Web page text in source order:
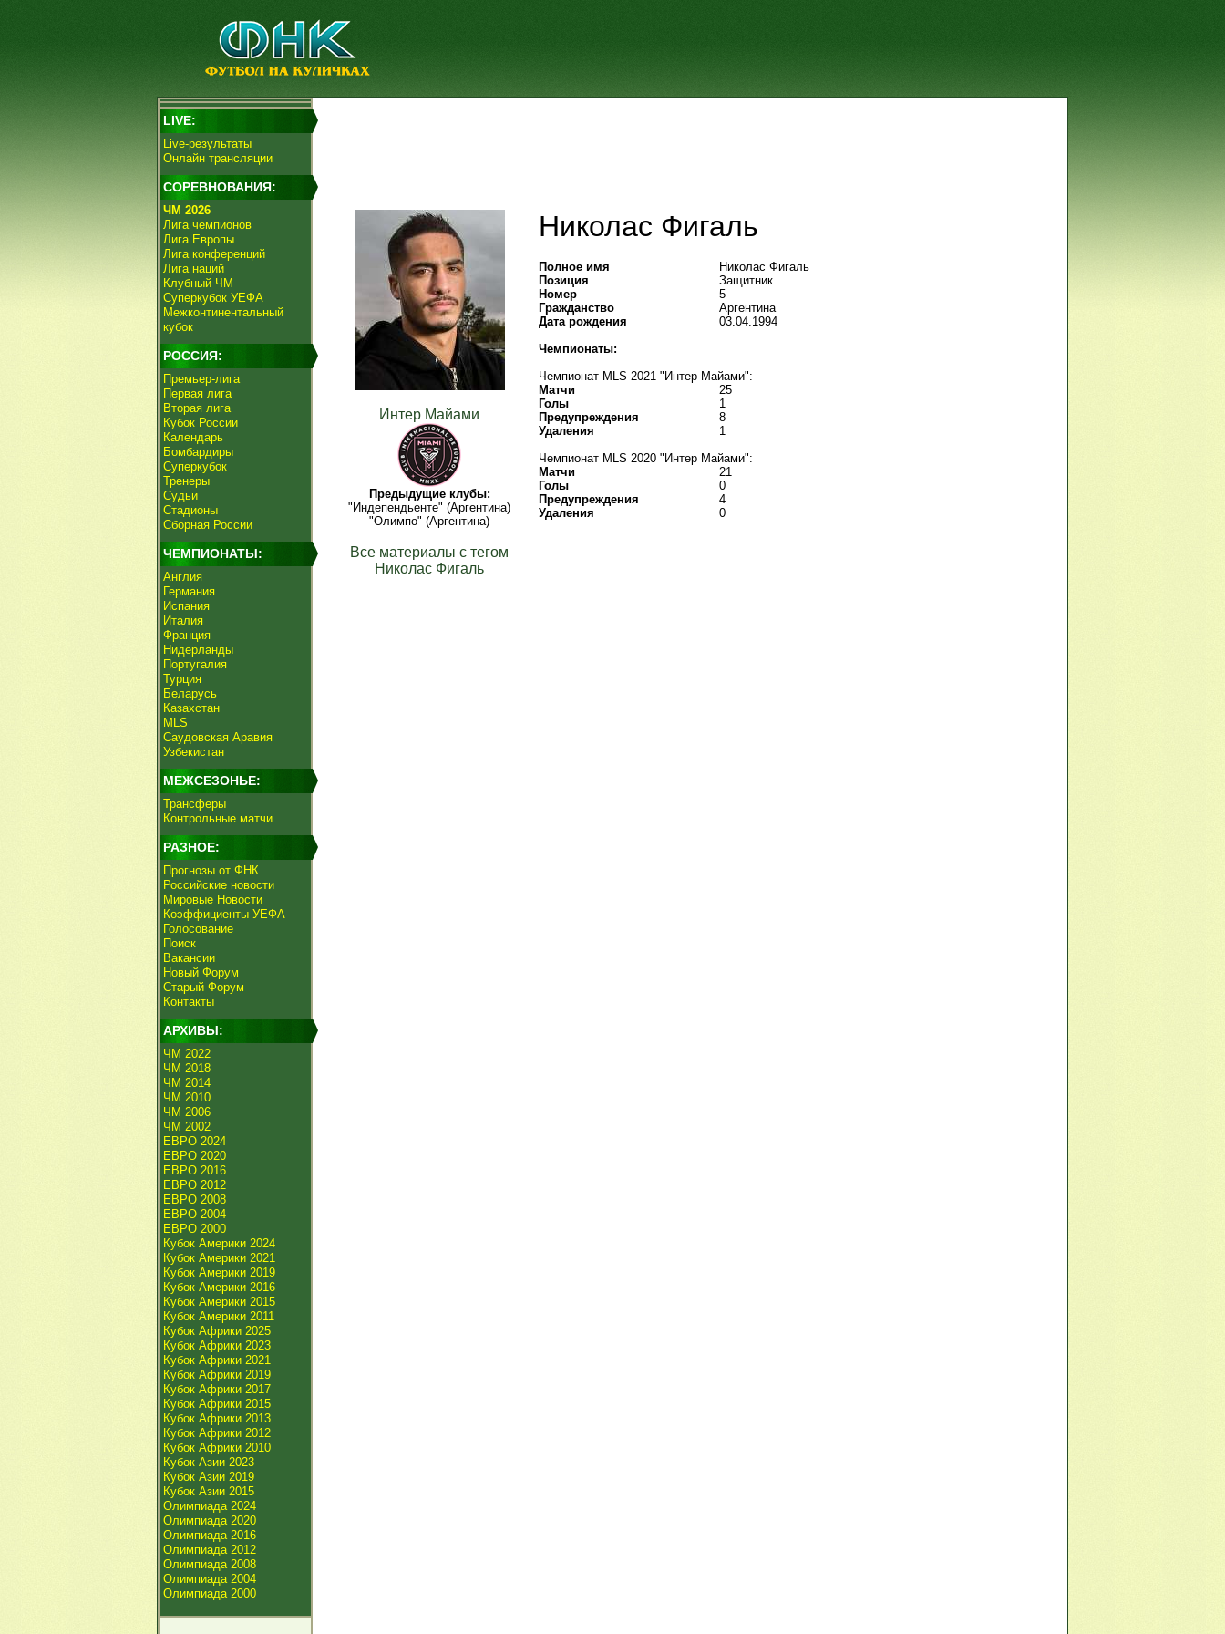
LIVE:
Live-результаты
Онлайн трансляции
СОРЕВНОВАНИЯ:
ЧМ 2026
Лига чемпионов
Лига Европы
Лига конференций
Лига наций
Клубный ЧМ
Суперкубок УЕФА
Межконтинентальный
кубок
РОССИЯ:
Премьер-лига
Первая лига
Вторая лига
Кубок России
Календарь
Бомбардиры
Суперкубок
Тренеры
Судьи
Стадионы
Сборная России
ЧЕМПИОНАТЫ:
Англия
Германия
Испания
Италия
Франция
Нидерланды
Португалия
Турция
Беларусь
Казахстан
MLS
Саудовская Аравия
Узбекистан
МЕЖСЕЗОНЬЕ:
Трансферы
Контрольные матчи
РАЗНОЕ:
Прогнозы от ФНК
Российские новости
Мировые Новости
Коэффициенты УЕФА
Голосование
Поиск
Вакансии
Новый Форум
Старый Форум
Контакты
АРХИВЫ:
ЧМ 2022
ЧМ 2018
ЧМ 2014
ЧМ 2010
ЧМ 2006
ЧМ 2002
ЕВРО 2024
ЕВРО 2020
ЕВРО 2016
ЕВРО 2012
ЕВРО 2008
ЕВРО 2004
ЕВРО 2000
Кубок Америки 2024
Кубок Америки 2021
Кубок Америки 2019
Кубок Америки 2016
Кубок Америки 2015
Кубок Америки 2011
Кубок Африки 2025
Кубок Африки 2023
Кубок Африки 2021
Кубок Африки 2019
Кубок Африки 2017
Кубок Африки 2015
Кубок Африки 2013
Кубок Африки 2012
Кубок Африки 2010
Кубок Азии 2023
Кубок Азии 2019
Кубок Азии 2015
Олимпиада 2024
Олимпиада 2020
Олимпиада 2016
Олимпиада 2012
Олимпиада 2008
Олимпиада 2004
Олимпиада 2000
Интер Майами
Предыдущие клубы:
"Индепендьенте" (Аргентина)
"Олимпо" (Аргентина)
Все материалы с тегом
Николас Фигаль
Николас Фигаль
Полное имя
Николас Фигаль
Позиция
Защитник
Номер
5
Гражданство
Аргентина
Дата рождения
03.04.1994
Чемпионаты:
Чемпионат MLS 2021 "Интер Майами":
Матчи
25
Голы
1
Предупреждения
8
Удаления
1
Чемпионат MLS 2020 "Интер Майами":
Матчи
21
Голы
0
Предупреждения
4
Удаления
0